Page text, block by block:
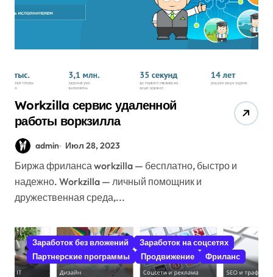
Workzilla сервис удаленной
работы воркзилла
admin Июл 28, 2023
Биржа фриланса workzilla — бесплатно, быстро и
надежно. Workzilla — личный помощник и
дружественная среда,...
Заработок без вложений
Заработок на соцсетях
Партнерские программы
Продвижение Фриланс